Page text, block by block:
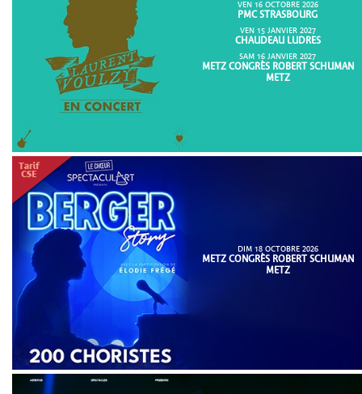
VEN 16 OCTOBRE 2026
PMC STRASBOURG
VEN 15 JANVIER 2027
CHAUDEAU LUDRES
SAM 16 JANVIER 2027
METZ CONGRÈS ROBERT SCHUMAN
METZ
DIM 18 OCTOBRE 2026
METZ CONGRÈS ROBERT SCHUMAN
METZ